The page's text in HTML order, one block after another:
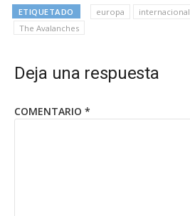
ETIQUETADO europa internacional
The Avalanches
Deja una respuesta
COMENTARIO *